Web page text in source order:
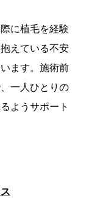
に植毛を経験
えている不安
ます。施術前
一人ひとりの
ようサポート